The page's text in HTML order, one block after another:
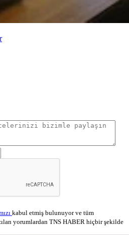
kabul etmiş bulunuyor ve tüm
yorumlardan TNS HABER hiçbir şekilde